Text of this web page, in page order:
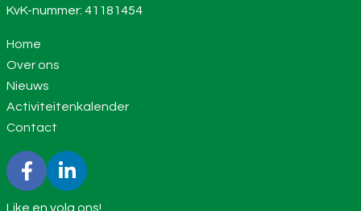
KvK-nummer: 41181454
Home
Over ons
Nieuws
Activiteitenkalender
Contact
Like en volg ons!